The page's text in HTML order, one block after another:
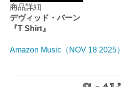
商品詳細
デヴィッド・バーン
『T Shirt』
Amazon Music（NOV 18 2025）